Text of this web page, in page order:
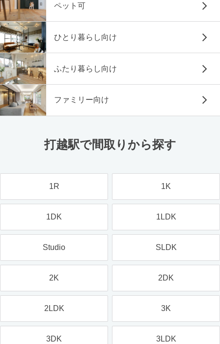
ペット可
ひとり暮らし向け
ふたり暮らし向け
ファミリー向け
打越駅で間取りから探す
1R 1K
1DK 1LDK
Studio SLDK
2K 2DK
2LDK 3K
3DK 3LDK